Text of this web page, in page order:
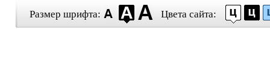
Размер шрифта: Цвета сайта: